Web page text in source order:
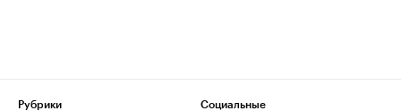
Рубрики
Социальные